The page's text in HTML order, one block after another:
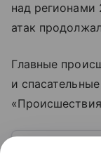
над регионами
атак
Главные
и